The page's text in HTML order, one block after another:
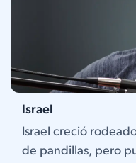
Israel
Israel creció
de pandillas, pero